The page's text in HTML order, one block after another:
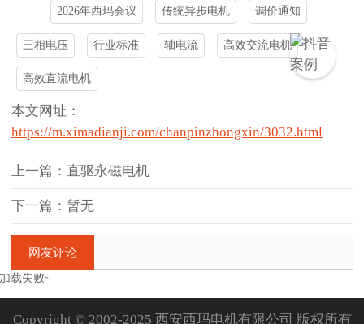
2026年西玛会议 传统异步电机 调价通知
三相电压 行业标准 轴电流 高效交流电机
高效直流电机
本文网址：
https://m.ximadianji.com/chanpinzhongxin/3032.html
上一篇：直驱永磁电机
下一篇：暂无
网友评论
加载失败~
Copyright © 2002-2025 西安西玛电机有限公司 版权所有